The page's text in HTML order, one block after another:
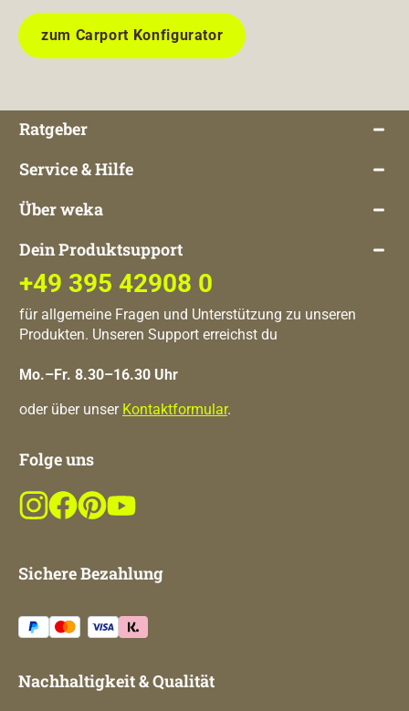
zum Carport Konfigurator
Ratgeber
Service & Hilfe
Über weka
Dein Produktsupport
+49 395 42908 0
für allgemeine Fragen und Unterstützung zu unseren
Produkten. Unseren Support erreichst du
Mo.–Fr. 8.30–16.30 Uhr
oder über unser Kontaktformular.
Folge uns
Sichere Bezahlung
Nachhaltigkeit & Qualität